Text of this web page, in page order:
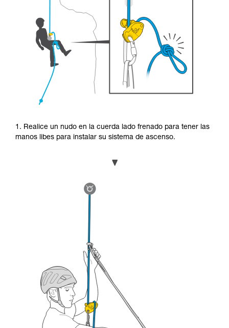
1. Realice un nudo en la cuerda lado frenado para tener las
manos libes para instalar su sistema de ascenso.